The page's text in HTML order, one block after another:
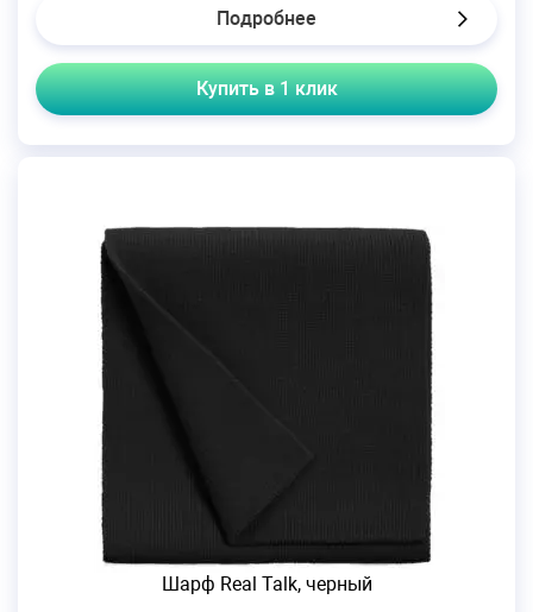
Подробнее
Купить в 1 клик
Шарф Real Talk, черный